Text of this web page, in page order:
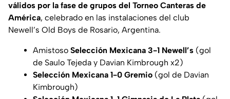
válidos por la fase de grupos del Torneo Canteras de
América, celebrado en las instalaciones del club
Newell’s Old Boys de Rosario, Argentina.
Amistoso Selección Mexicana 3-1 Newell’s (gol
de Saulo Tejeda y Davian Kimbrough x2)
Selección Mexicana 1-0 Gremio (gol de Davian
Kimbrough)